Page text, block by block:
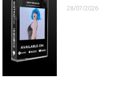
28/07/2026